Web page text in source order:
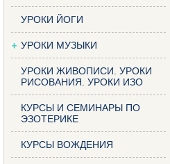
УРОКИ ЙОГИ
УРОКИ МУЗЫКИ
УРОКИ ЖИВОПИСИ. УРОКИ
РИСОВАНИЯ. УРОКИ ИЗО
КУРСЫ И СЕМИНАРЫ ПО
ЭЗОТЕРИКЕ
КУРСЫ ВОЖДЕНИЯ